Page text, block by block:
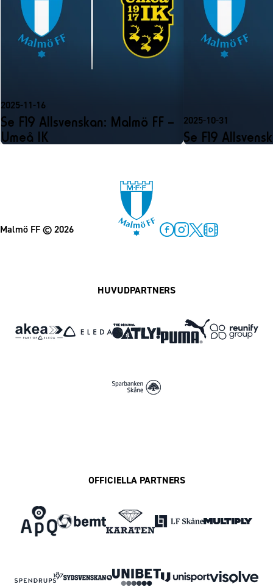
2025-11-16
Se F19 Allsvenskan: Malmö FF –
Umeå IK
2025-10-31
Se F19
Malmö FF© 2026
HUVUDPARTNERS
OFFICIELLA PARTNERS